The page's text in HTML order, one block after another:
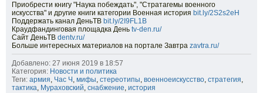
Приобрести книгу "Наука побеждать", "Стратагемы военного
искусства" и другие книги категории Военная история bit.ly/2S2s2eH
Поддержать канал ДеньТВ bit.ly/2I9FL1B
Краудфандинговая площадка День tv-den.ru/
Сайт ДеньТВ dentv.ru/
Больше интересных материалов на портале Завтра zavtra.ru/
Добавлено: 27 июня 2019 в 18:57
Категория: Новости и политика
Теги: армия, Час Ч , мифы, стереотипы, военноеискусство, стратегия,
тактика, Мураховский, снабжение, история